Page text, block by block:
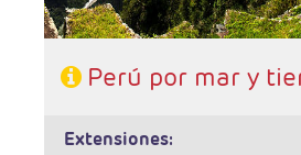
Perú por mar y
extensiones: